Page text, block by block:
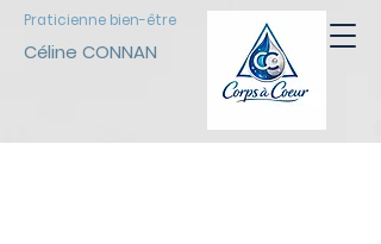
Céline CONNAN
Praticienne bien-être